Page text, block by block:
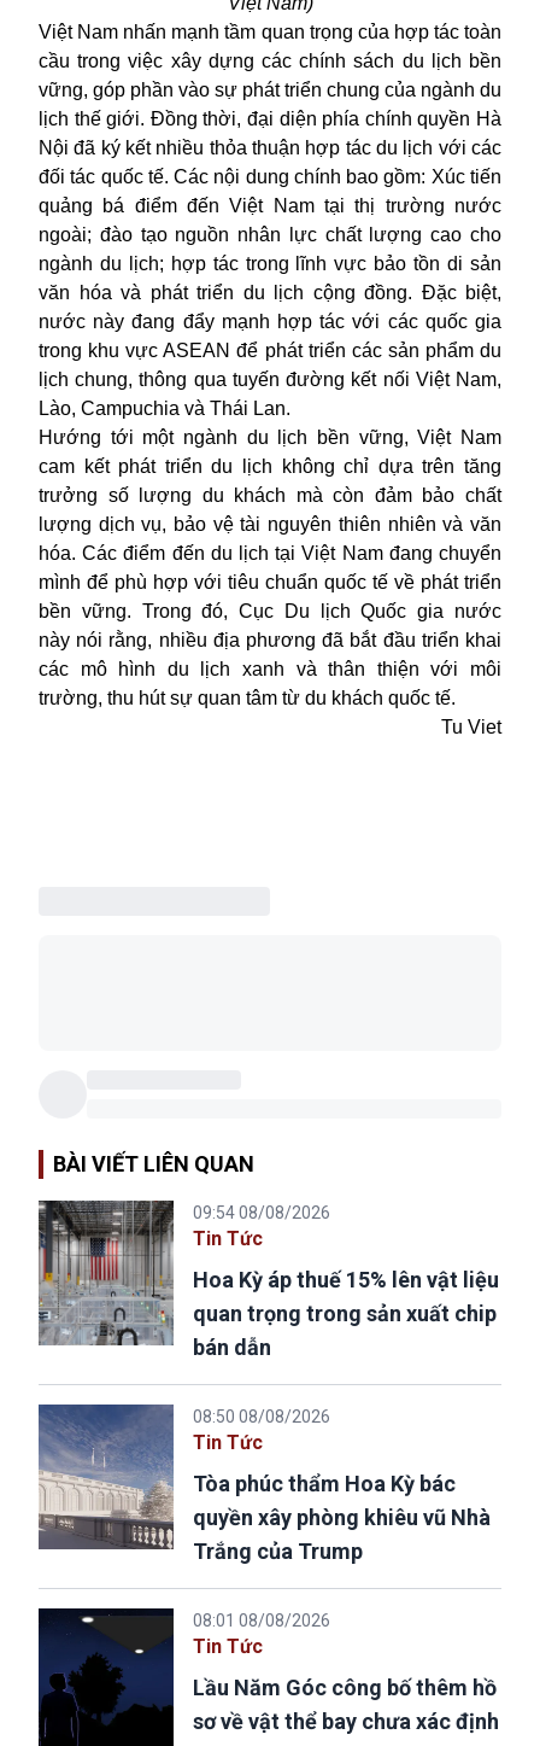
Việt Nam nhấn mạnh tầm quan trọng của hợp tác toàn
cầu trong việc xây dựng các chính sách du lịch bền
vững, góp phần vào sự phát triển chung của ngành du
lịch thế giới. Đồng thời, đại diện phía chính quyền Hà
Nội đã ký kết nhiều thỏa thuận hợp tác du lịch với các
đối tác quốc tế. Các nội dung chính bao gồm: Xúc tiến
quảng bá điểm đến Việt Nam tại thị trường nước
ngoài; đào tạo nguồn nhân lực chất lượng cao cho
ngành du lịch; hợp tác trong lĩnh vực bảo tồn di sản
văn hóa và phát triển du lịch cộng đồng. Đặc biệt,
nước này đang đẩy mạnh hợp tác với các quốc gia
trong khu vực ASEAN để phát triển các sản phẩm du
lịch chung, thông qua tuyến đường kết nối Việt Nam,
Lào, Campuchia và Thái Lan.
Hướng tới một ngành du lịch bền vững, Việt Nam
cam kết phát triển du lịch không chỉ dựa trên tăng
trưởng số lượng du khách mà còn đảm bảo chất
lượng dịch vụ, bảo vệ tài nguyên thiên nhiên và văn
hóa. Các điểm đến du lịch tại Việt Nam đang chuyển
mình để phù hợp với tiêu chuẩn quốc tế về phát triển
bền vững. Trong đó, Cục Du lịch Quốc gia nước
này nói rằng, nhiều địa phương đã bắt đầu triển khai
các mô hình du lịch xanh và thân thiện với môi
trường, thu hút sự quan tâm từ du khách quốc tế.
Tu Viet
BÀI VIẾT LIÊN QUAN
09:54 08/08/2026
Tin Tức
Hoa Kỳ áp thuế 15% lên vật liệu
quan trọng trong sản xuất chip
bán dẫn
08:50 08/08/2026
Tin Tức
Tòa phúc thẩm Hoa Kỳ bác
quyền xây phòng khiêu vũ Nhà
Trắng của Trump
08:01 08/08/2026
Tin Tức
Lầu Năm Góc công bố thêm hồ
sơ về vật thể bay chưa xác định